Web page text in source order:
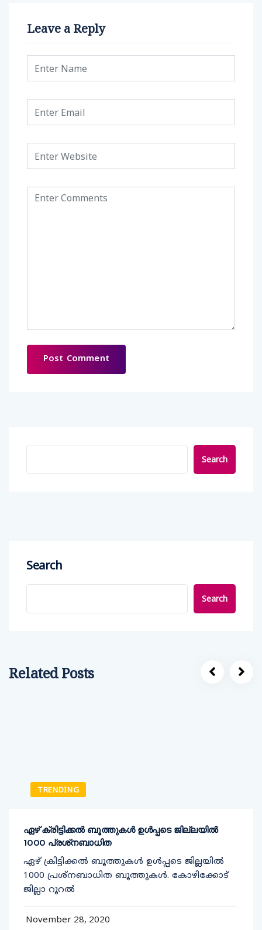
Leave a Reply
Search
Search
Search
Related Posts
TRENDING
ഏഴ് ക്രിട്ടിക്കല്‍ ബൂത്തുകള്‍ ഉള്‍പ്പടെ ജില്ലയില്‍
1000 പ്രശ്‌നബാധിത
ഏഴ് ക്രിട്ടിക്കല്‍ ബൂത്തുകള്‍ ഉള്‍പ്പടെ ജില്ലയില്‍
1000 പ്രശ്‌നബാധിത ബൂത്തുകള്‍. കോഴിക്കോട്
ജില്ലാ റൂറല്‍
November 28, 2020